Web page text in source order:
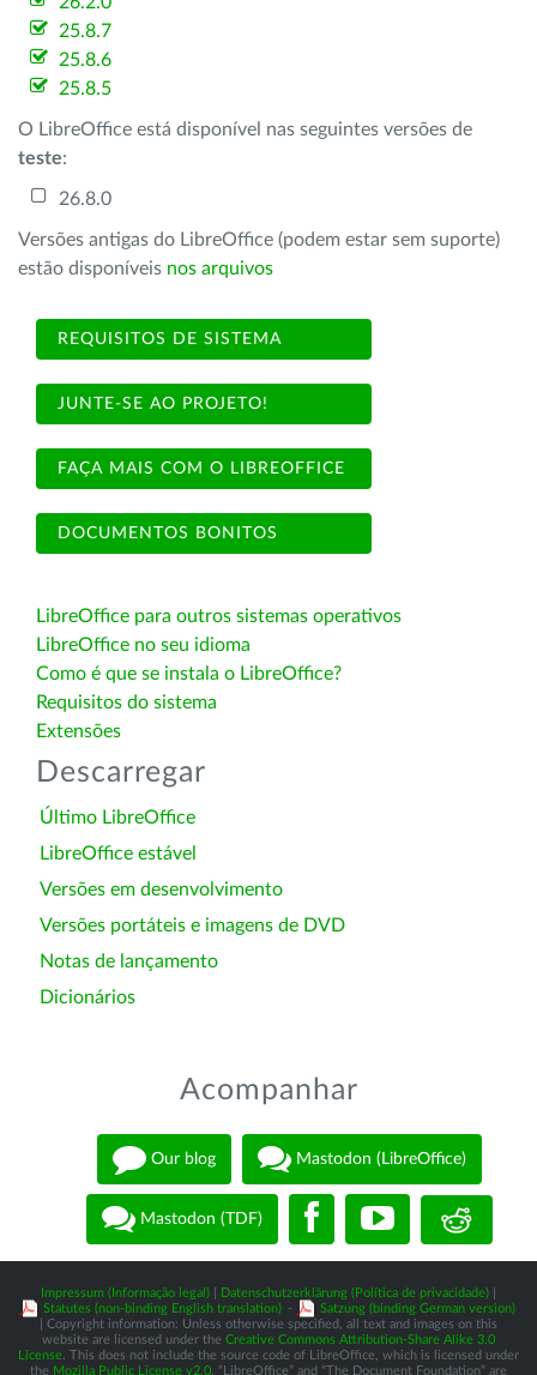
25.8.7
25.8.6
25.8.5
O LibreOffice está disponível nas seguintes versões de
teste:
26.8.0
Versões antigas do LibreOffice (podem estar sem suporte)
estão disponíveis nos arquivos
REQUISITOS DE SISTEMA
JUNTE-SE AO PROJETO!
FAÇA MAIS COM O LIBREOFFICE
DOCUMENTOS BONITOS
LibreOffice para outros sistemas operativos
LibreOffice no seu idioma
Como é que se instala o LibreOffice?
Requisitos do sistema
Extensões
Descarregar
Último LibreOffice
LibreOffice estável
Versões em desenvolvimento
Versões portáteis e imagens de DVD
Notas de lançamento
Dicionários
Acompanhar
Our blog Mastodon (LibreOffice)
Mastodon (TDF)
Impressum (Informação legal) Datenschutzerklärung (Política de privacidade)
Statutes (non-binding English translation) -
Satzung (binding German version)
| Copyright information: Unless otherwise specified, all text and images on this
website are licensed under the Creative Commons Attribution-Share Alike 3.0
License . This does not include the source code of LibreOffice, which is licensed under
the Mozilla Public License v2.0 . “LibreOffice” and “The Document Foundation” are